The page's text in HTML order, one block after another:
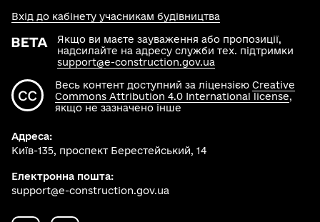
Якщо ви маєте зауваження або пропозиції,
надсилайте на адресу служби тех. підтримки
support@e-construction.gov.ua
Весь контент доступний за ліцензією Creative
Commons Attribution 4.0 International license,
якщо не зазначено інше
Вхід до кабінету учасникам будівництва
Адреса:
Київ-135, проспект Берестейський, 14
Електронна пошта:
support@e-construction.gov.ua